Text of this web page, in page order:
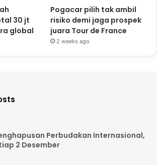
30 jt
global
Pogacar pilih tak ambil
risiko demi jaga prospek
juara Tour de France
2 weeks ago
Perbudakan Internasional,
2 Desember